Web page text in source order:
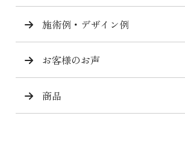
施術例・デザイン例
お客様のお声
商品